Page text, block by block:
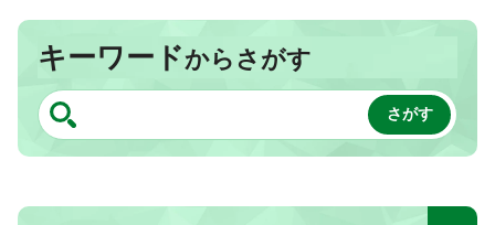
キーワードからさがす